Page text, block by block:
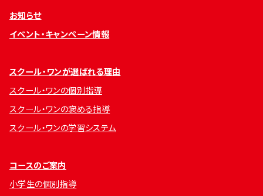
お知らせ
イベント・キャンペーン情報
スクール・ワンが選ばれる理由
スクール・ワンの個別指導
スクール・ワンの褒める指導
スクール・ワンの学習システム
コースのご案内
小学生の個別指導